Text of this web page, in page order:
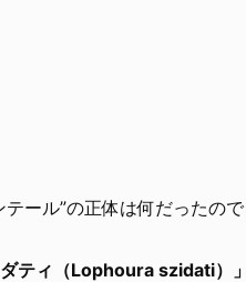
ール”の正体は何だったので
ティ（Lophoura szidati）